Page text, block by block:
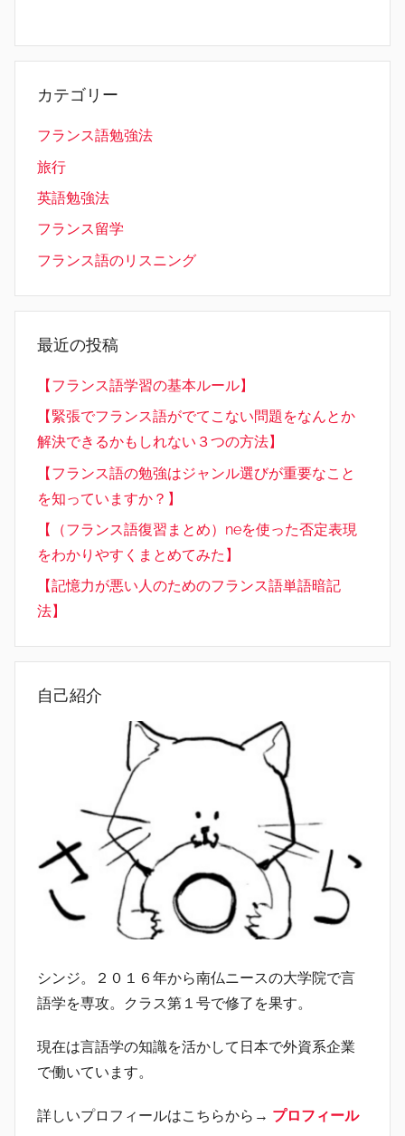
カテゴリー
フランス語勉強法
旅行
英語勉強法
フランス留学
フランス語のリスニング
最近の投稿
【フランス語学習の基本ルール】
【緊張でフランス語がでてこない問題をなんとか
解決できるかもしれない３つの方法】
【フランス語の勉強はジャンル選びが重要なこと
を知っていますか？】
【（フランス語復習まとめ）neを使った否定表現
をわかりやすくまとめてみた】
【記憶力が悪い人のためのフランス語単語暗記
法】
自己紹介
シンジ。２０１６年から南仏ニースの大学院で言
語学を専攻。クラス第１号で修了を果す。
現在は言語学の知識を活かして日本で外資系企業
で働いています。
詳しいプロフィールはこちらから→ プロフィール